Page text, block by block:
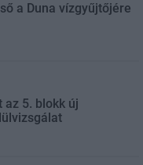
a Duna vízgyűjtőjére
az 5. blokk új